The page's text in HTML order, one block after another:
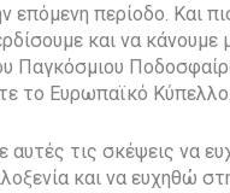
επόμενη περίοδο. Και
και να
Παγκόσμιου
το Ευρωπαϊκό Κύπελλο.
αυτές τις σκέψεις να
και να ευχηθώ